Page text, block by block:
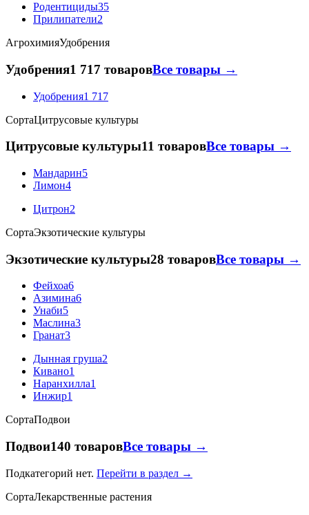
Родентициды35
Прилипатели2
АгрохимияУдобрения
Удобрения1 717 товаровВсе товары →
Удобрения1 717
СортаЦитрусовые культуры
Цитрусовые культуры11 товаровВсе товары →
Мандарин5
Лимон4
Цитрон2
СортаЭкзотические культуры
Экзотические культуры28 товаровВсе товары →
Фейхоа6
Азимина6
Унаби5
Маслина3
Гранат3
Дынная груша2
Кивано1
Наранхилла1
Инжир1
СортаПодвои
Подвои140 товаровВсе товары →
Подкатегорий нет. Перейти в раздел →
СортаЛекарственные растения